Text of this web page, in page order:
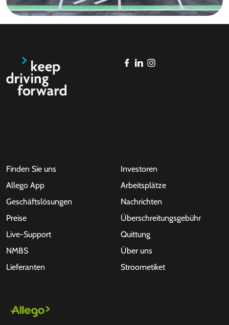
Finden Sie uns
Allego App
Geschäftslösungen
Preise
Live-Support
NMBS
Lieferanten
Investoren
Arbeitsplätze
Nachrichten
Überschreitungsgebühr
Quittung
Über uns
Stroometiket